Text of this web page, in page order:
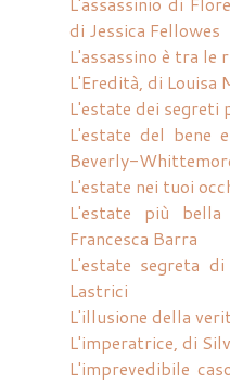
di Jessica Fellowes
L'assassino è tra le
L'Eredità, di Louisa
L'estate dei segreti
L'estate del bene
Beverly-
L'estate nei tuoi
L'estate più
Francesca Barra
L'estate segreta
Lastrici
L'illusione della
L'imperatrice, di
L'imprevedibile